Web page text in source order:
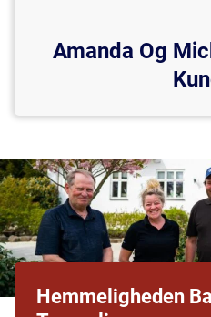
Amanda Og
Hemmeligheden